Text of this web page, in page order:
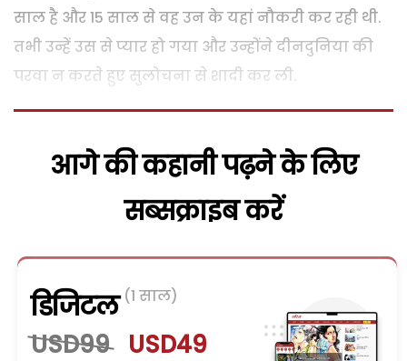
साल है और 15 साल से वह उन के यहां नौकरी कर रही थी.
तभी उन्हें उस से प्यार हो गया और उन्होंने दीनदुनिया की
परवा न करते हुए सुलोचना से शादी कर ली.
आगे की कहानी पढ़ने के लिए
सब्सक्राइब करें
डिजिटल (1 साल)
USD99 USD49